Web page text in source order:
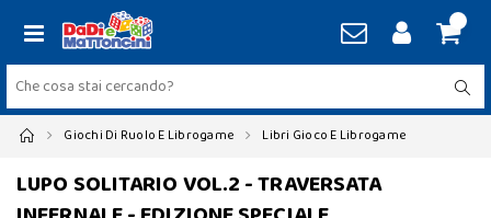
Giochi Di Ruolo E Librogame Libri Gioco E Librogame
LUPO SOLITARIO VOL.2 - TRAVERSATA